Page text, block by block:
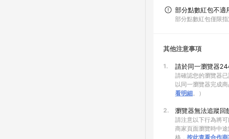
部分點數紅包不適
部分點數紅包僅限
其他注意事項
1. 請於同一瀏覽器
請確認您的瀏覽器
以同一瀏覽器完成
看明細。）
2. 瀏覽器無法追蹤回
請注意以下行為將
商家頁面瀏覽時中
格， 按此查看合作